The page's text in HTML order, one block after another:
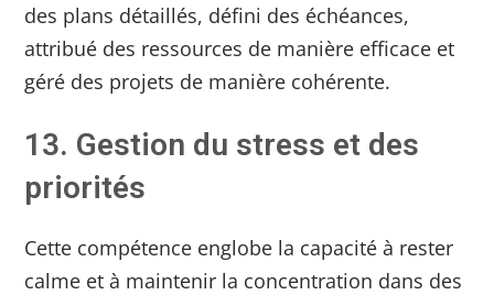
des plans détaillés, défini des échéances,
attribué des ressources de manière efficace et
géré des projets de manière cohérente.
13. Gestion du stress et des
priorités
Cette compétence englobe la capacité à rester
calme et à maintenir la concentration dans des